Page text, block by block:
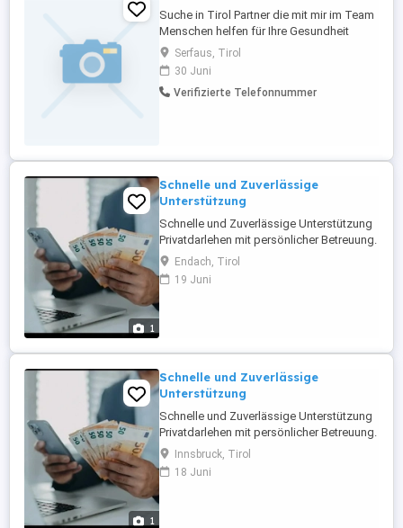
Suche in Tirol Partner die mit mir im Team
Menschen helfen für Ihre Gesundheit
etwas zu tun. Euch erwartet Ausbildung,
Unterstützung, ein interessantes,
hochaktuelles Aufgabengebiet und
natürlich auch eine ideale Möglichkeit
Serfaus, Tirol
30 Juni
Verifizierte Telefonnummer
1
Schnelle und Zuverlässige
Unterstützung
Schnelle und Zuverlässige Unterstützung
Privatdarlehen mit persönlicher Betreuung.
Schnelle Antwort, einfache Abwicklung
und diskreter Service. Kontaktieren Sie
uns für weitere Informationen.
Endach, Tirol
19 Juni
1
Schnelle und Zuverlässige
Unterstützung
Schnelle und Zuverlässige Unterstützung
Privatdarlehen mit persönlicher Betreuung.
Schnelle Antwort, einfache Abwicklung
und diskreter Service. Kontaktieren Sie
uns für weitere Informationen.
Innsbruck, Tirol
18 Juni